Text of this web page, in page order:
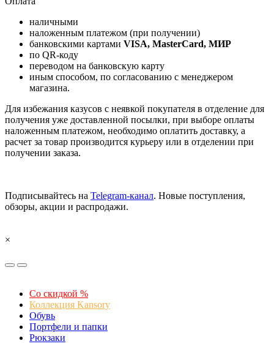
наличными
наложенным платежом (при получении)
банковскими картами VISA, MasterCard, МИР
по QR-коду
переводом на банковскую карту
иным способом, по согласованию с менеджером
магазина.
Для избежания казусов с неявкой покупателя в отделение для
получения уже доставленной посылки, при выборе оплаты
наложенным платежом, необходимо оплатить доставку, а
расчет за товар производится курьеру или в отделении при
получении заказа.
Подписывайтесь на Telegram-канал. Новые поступления,
обзоры, акции и распродажи.
×
Со скидкой %
Коллекция Kansory
Обувь
Портфели и папки
Рюкзаки